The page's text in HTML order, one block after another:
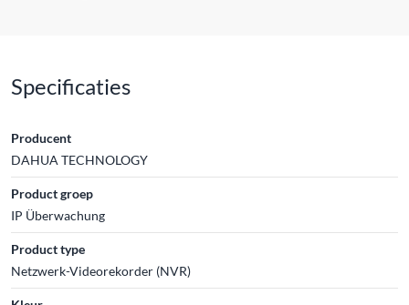
Specificaties
Producent
DAHUA TECHNOLOGY
Product groep
IP Überwachung
Product type
Netzwerk-Videorekorder (NVR)